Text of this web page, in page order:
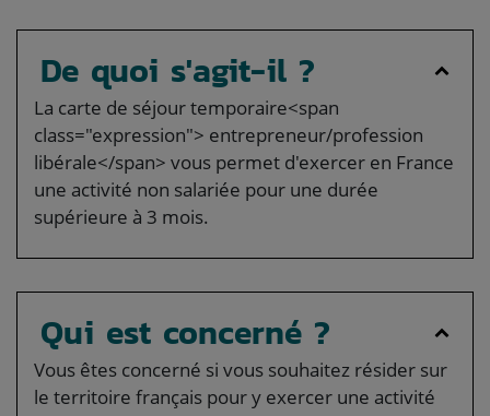
De quoi s'agit-il ?
La carte de séjour temporaire<span
class="expression"> entrepreneur/profession
libérale</span> vous permet d'exercer en France
une activité non salariée pour une durée
supérieure à 3 mois.
Qui est concerné ?
Vous êtes concerné si vous souhaitez résider sur
le territoire français pour y exercer une activité